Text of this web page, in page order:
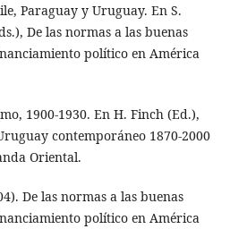
Paraguay y Uruguay. En S.
De las normas a las buenas
político en América
1900-1930. En H. Finch (Ed.),
contemporáneo 1870-2000
Oriental.
De las normas a las buenas
político en América